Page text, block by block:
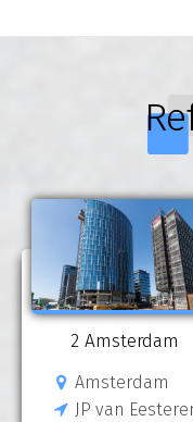
2 Amsterdam
Amsterdam
JP van